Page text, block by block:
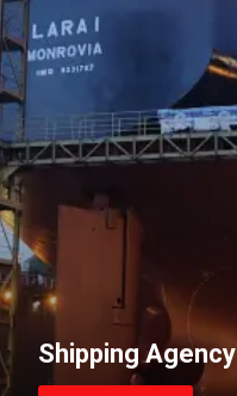
Shipping Agency